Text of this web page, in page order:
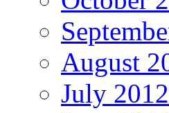
August
July 2012